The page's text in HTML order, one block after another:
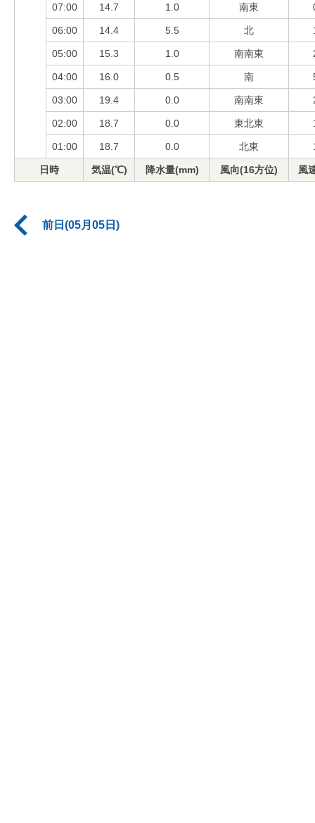
07:00 14.7 1.0 南東
06:00 14.4 5.5 北
05:00 15.3 1.0 南南東
04:00 16.0 0.5 南
03:00 19.4 0.0 南南東
02:00 18.7 0.0 東北東
01:00 18.7 0.0 北東
日時 気温(℃) 降水量(mm) 風向(16方位) 風
前日(05月05日)